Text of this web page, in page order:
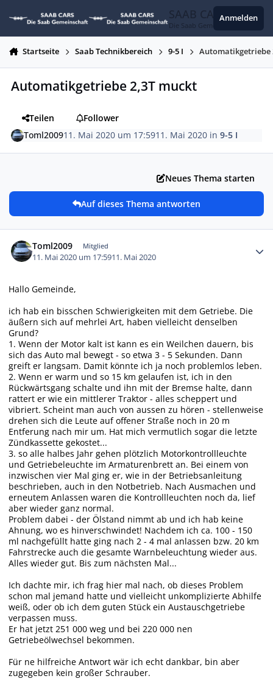
SAAB CARS
Die Saab Gemeinschaft
Anmelden
Startseite Saab Technikbereich 9-5 I Automatikgetriebe
Automatikgetriebe 2,3T muckt
Teilen
Follower
Toml200911. Mai 2020 um 17:5911. Mai 2020 in9-5 I
Neues Thema starten
Auf dieses Thema antworten
Toml2009 Mitglied
11. Mai 2020 um 17:5911. Mai 2020
Hallo Gemeinde,
ich hab ein bisschen Schwierigkeiten mit dem Getriebe. Die
äußern sich auf mehrlei Art, haben vielleicht denselben
Grund?
1. Wenn der Motor kalt ist kann es ein Weilchen dauern, bis
sich das Auto mal bewegt - so etwa 3 - 5 Sekunden. Dann
greift er langsam. Damit könnte ich ja noch problemlos leben.
2. Wenn er warm und so 15 km gelaufen ist, ich in den
Rückwärtsgang schalte und ihn mit der Bremse halte, dann
rattert er wie ein mittlerer Traktor - alles scheppert und
vibriert. Scheint man auch von aussen zu hören - stellenweise
drehen sich die Leute auf offener Straße noch in 20 m
Entferung nach mir um. Hat mich vermutlich sogar die letzte
Zündkassette gekostet...
3. so alle halbes Jahr gehen plötzlich Motorkontrollleuchte
und Getriebeleuchte im Armaturenbrett an. Bei einem von
inzwischen vier Mal ging er, wie in der Betriebsanleitung
beschrieben, auch in den Notbetrieb. Nach Ausmachen und
erneutem Anlassen waren die Kontrollleuchten noch da, lief
aber wieder ganz normal.
Problem dabei - der Ölstand nimmt ab und ich hab keine
Ahnung, wo es hinverschwindet! Nachdem ich ca. 100 - 150
ml nachgefüllt hatte ging nach 2 - 4 mal anlassen bzw. 20 km
Fahrstrecke auch die gesamte Warnbeleuchtung wieder aus.
Alles wieder gut. Bis zum nächsten Mal...
Ich dachte mir, ich frag hier mal nach, ob dieses Problem
schon mal jemand hatte und vielleicht unkomplizierte Abhilfe
weiß, oder ob ich dem guten Stück ein Austauschgetriebe
verpassen muss.
Er hat jetzt 251 000 weg und bei 220 000 nen
Getriebeölwechsel bekommen.
Für ne hilfreiche Antwort wär ich echt dankbar, bin aber
zugegeben kein großer Schrauber.